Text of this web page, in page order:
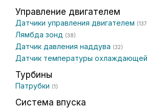
Управление двигателем
Датчики управления двигателем
Лямбда зонд (38)
Датчик давления наддува (32)
Датчик температуры
Турбины
Патрубки (1)
Система впуска